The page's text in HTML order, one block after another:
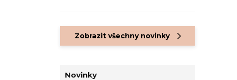
Zobrazit všechny novinky
Novinky